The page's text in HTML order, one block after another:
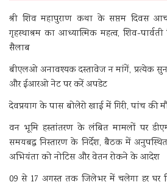
श्री शिव महापुराण कथा के सप्तम दिवस
गृहस्थाश्रम का आध्यात्मिक महत्व, शिव-
सैलाब
बीएलओ अनावश्यक दस्तावेज न मांगें, प्रत्येक
और ईआरओ नेट पर करें अपडेट
देवप्रयाग के पास बोलेरो खाई में गिरी, पांच की
वन भूमि हस्तांतरण के लंबित मामलों पर
समयबद्ध निस्तारण के निर्देश, बैठक में
अभियंता को नोटिस और वेतन रोकने के आदेश